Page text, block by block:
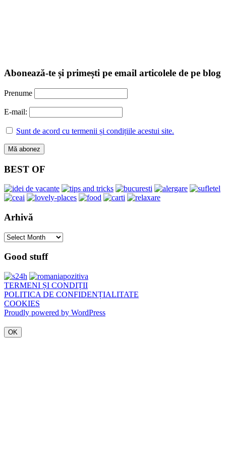
Abonează-te și primești pe email articolele de pe blog
Prenume
E-mail:
Sunt de acord cu termenii și condițiile acestui site.
BEST OF
Arhivă
Arhivă
Good stuff
TERMENI ȘI CONDIȚII
POLITICA DE CONFIDENȚIALITATE
COOKIES
Proudly powered by WordPress
OK